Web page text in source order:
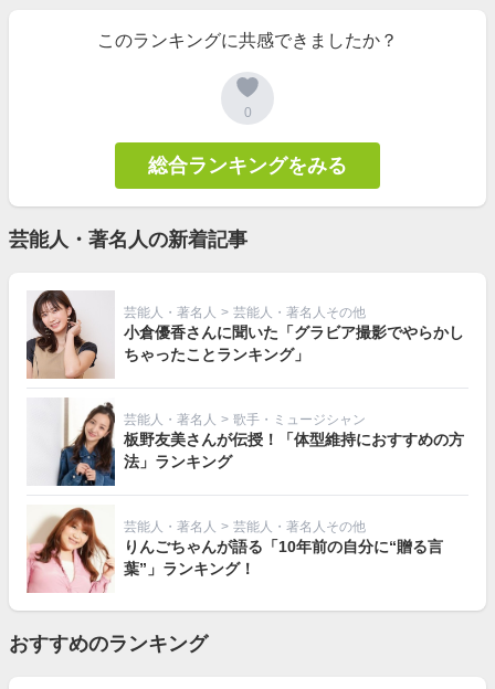
このランキングに共感できましたか？
0
総合ランキングをみる
芸能人・著名人の新着記事
芸能人・著名人 > 芸能人・著名人その他
小倉優香さんに聞いた「グラビア撮影でやらかし
ちゃったことランキング」
芸能人・著名人 > 歌手・ミュージシャン
板野友美さんが伝授！「体型維持におすすめの方
法」ランキング
芸能人・著名人 > 芸能人・著名人その他
りんごちゃんが語る「10年前の自分に“贈る言
葉”」ランキング！
おすすめのランキング